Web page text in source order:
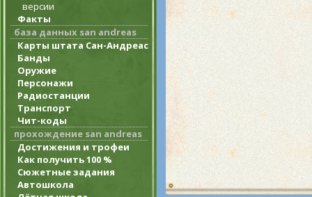
версии
Факты
база данных san andreas
Карты штата Сан-Андреас
Банды
Оружие
Персонажи
Радиостанции
Транспорт
Чит-коды
прохождение san andreas
Достижения и трофеи
Как получить 100 %
Сюжетные задания
Автошкола